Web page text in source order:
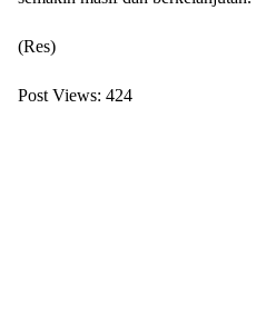
(Res)
Post Views: 424